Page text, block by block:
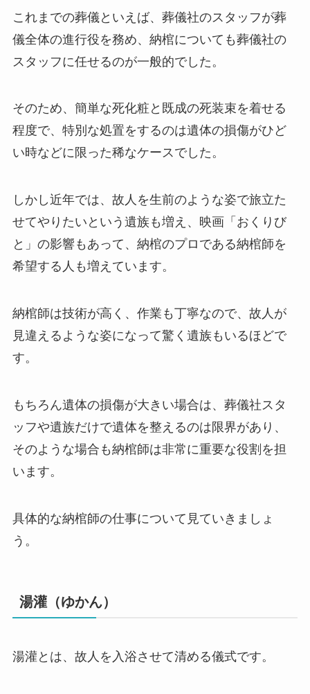
これまでの葬儀といえば、葬儀社のスタッフが葬
儀全体の進行役を務め、納棺についても葬儀社の
スタッフに任せるのが一般的でした。
そのため、簡単な死化粧と既成の死装束を着せる
程度で、特別な処置をするのは遺体の損傷がひど
い時などに限った稀なケースでした。
しかし近年では、故人を生前のような姿で旅立た
せてやりたいという遺族も増え、映画「おくりび
と」の影響もあって、納棺のプロである納棺師を
希望する人も増えています。
納棺師は技術が高く、作業も丁寧なので、故人が
見違えるような姿になって驚く遺族もいるほどで
す。
もちろん遺体の損傷が大きい場合は、葬儀社スタ
ッフや遺族だけで遺体を整えるのは限界があり、
そのような場合も納棺師は非常に重要な役割を担
います。
具体的な納棺師の仕事について見ていきましょ
う。
湯灌（ゆかん）
湯灌とは、故人を入浴させて清める儀式です。